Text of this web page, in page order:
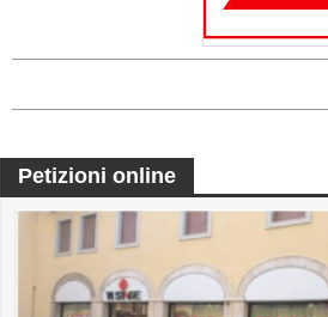
Petizioni online